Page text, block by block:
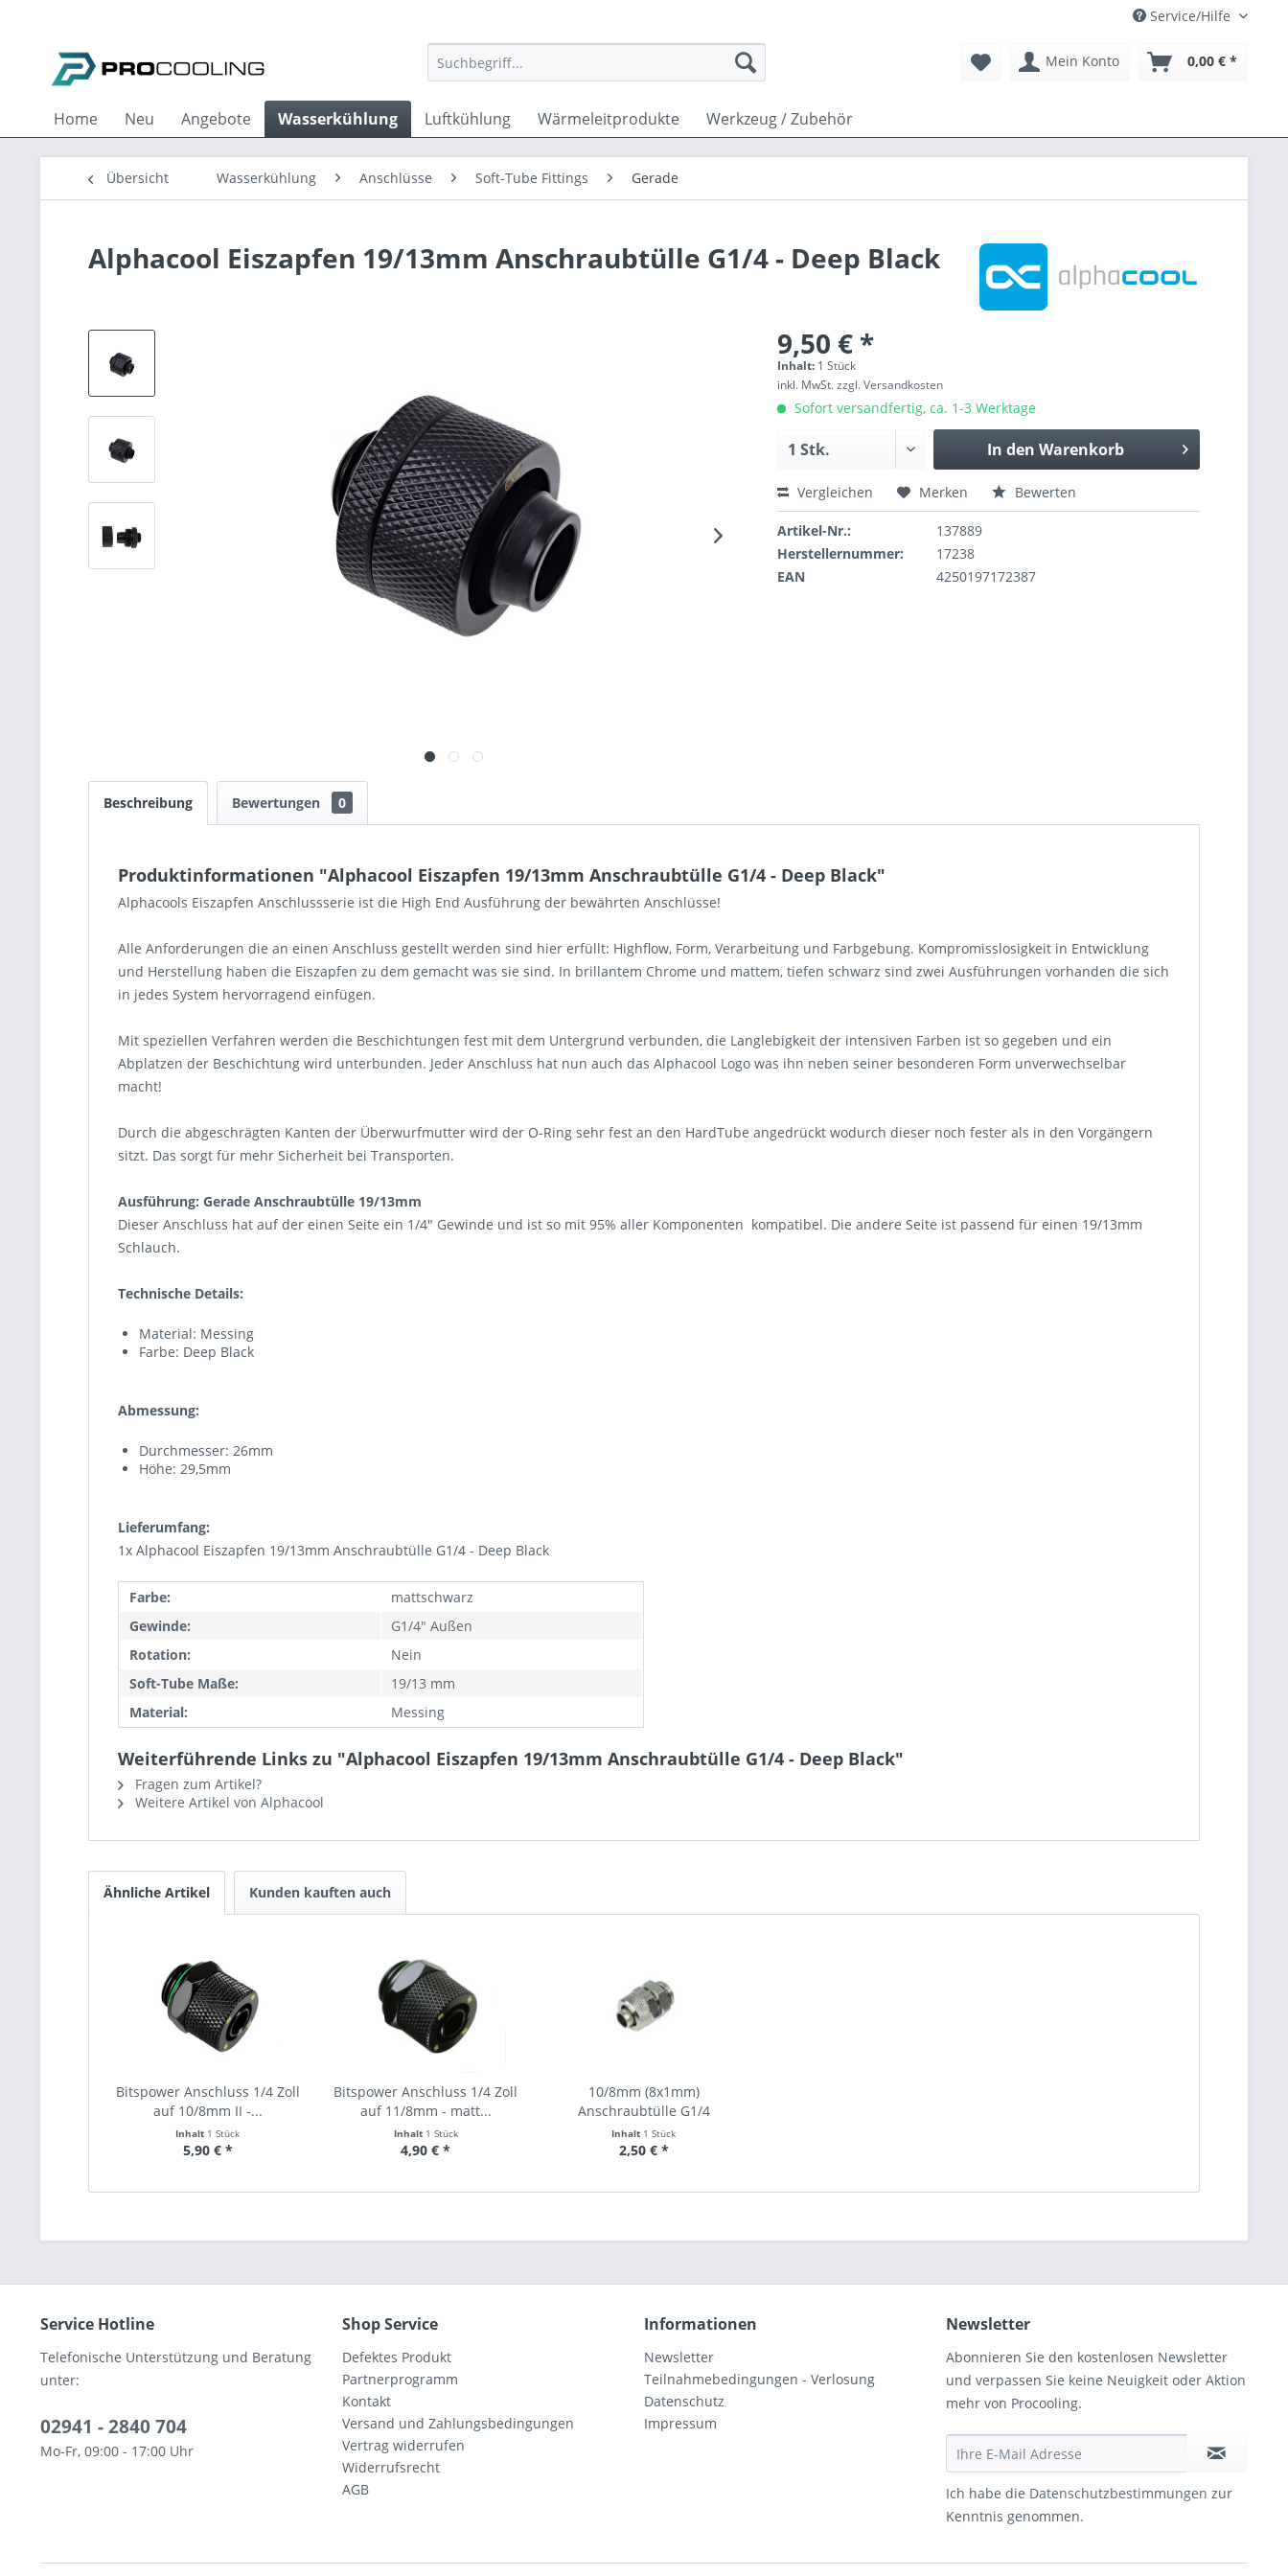
Service/Hilfe
Mein Konto 0,00 € *
Home Neu Angebote Wasserkühlung Luftkühlung Wärmeleitprodukte Werkzeug / Zubehör
Übersicht Wasserkühlung Anschlüsse Soft-Tube Fittings Gerade
Alphacool Eiszapfen 19/13mm Anschraubtülle G1/4 - Deep Black
9,50 € *
Inhalt: 1 Stück
inkl. MwSt.zzgl. Versandkosten
Sofort versandfertig, ca. 1-3 Werktage
In den Warenkorb
Vergleichen Merken Bewerten
Artikel-Nr.:
137889
Herstellernummer:
17238
EAN
4250197172387
Beschreibung Bewertungen 0
Produktinformationen "Alphacool Eiszapfen 19/13mm Anschraubtülle G1/4 - Deep Black"
Alphacools Eiszapfen Anschlussserie ist die High End Ausführung der bewährten Anschlüsse!
Alle Anforderungen die an einen Anschluss gestellt werden sind hier erfüllt: Highflow, Form, Verarbeitung und Farbgebung. Kompromisslosigkeit in Entwicklung
und Herstellung haben die Eiszapfen zu dem gemacht was sie sind. In brillantem Chrome und mattem, tiefen schwarz sind zwei Ausführungen vorhanden die sich
in jedes System hervorragend einfügen.
Mit speziellen Verfahren werden die Beschichtungen fest mit dem Untergrund verbunden, die Langlebigkeit der intensiven Farben ist so gegeben und ein
Abplatzen der Beschichtung wird unterbunden. Jeder Anschluss hat nun auch das Alphacool Logo was ihn neben seiner besonderen Form unverwechselbar
macht!
Durch die abgeschrägten Kanten der Überwurfmutter wird der O-Ring sehr fest an den HardTube angedrückt wodurch dieser noch fester als in den Vorgängern
sitzt. Das sorgt für mehr Sicherheit bei Transporten.
Ausführung: Gerade Anschraubtülle 19/13mm
Dieser Anschluss hat auf der einen Seite ein 1/4" Gewinde und ist so mit 95% aller Komponenten kompatibel. Die andere Seite ist passend für einen 19/13mm
Schlauch.
Technische Details:
Material: Messing
Farbe: Deep Black
Abmessung:
Durchmesser: 26mm
Höhe: 29,5mm
Lieferumfang:
1x Alphacool Eiszapfen 19/13mm Anschraubtülle G1/4 - Deep Black
Farbe:
mattschwarz
Gewinde:
G1/4" Außen
Rotation:
Nein
Soft-Tube Maße:
19/13 mm
Material:
Messing
Weiterführende Links zu "Alphacool Eiszapfen 19/13mm Anschraubtülle G1/4 - Deep Black"
Fragen zum Artikel?
Weitere Artikel von Alphacool
Ähnliche Artikel Kunden kauften auch
Bitspower Anschluss 1/4 Zoll
auf 10/8mm II -...
Inhalt 1 Stück
5,90 € *
Bitspower Anschluss 1/4 Zoll
auf 11/8mm - matt...
Inhalt 1 Stück
4,90 € *
10/8mm (8x1mm)
Anschraubtülle G1/4
Inhalt 1 Stück
2,50 € *
Service Hotline
Telefonische Unterstützung und Beratung
unter:
02941 - 2840 704
Mo-Fr, 09:00 - 17:00 Uhr
Shop Service
Defektes Produkt
Partnerprogramm
Kontakt
Versand und Zahlungsbedingungen
Vertrag widerrufen
Widerrufsrecht
AGB
Informationen
Newsletter
Teilnahmebedingungen - Verlosung
Datenschutz
Impressum
Newsletter
Abonnieren Sie den kostenlosen Newsletter
und verpassen Sie keine Neuigkeit oder Aktion
mehr von Procooling.
Ich habe die Datenschutzbestimmungen zur
Kenntnis genommen.